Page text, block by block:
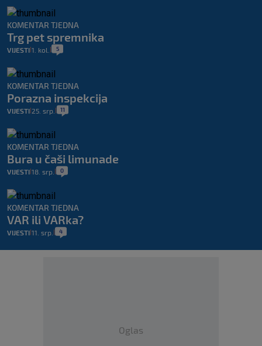
KOMENTAR TJEDNA
Trg pet spremnika
VIJESTI 1. kol. 5
KOMENTAR TJEDNA
Porazna inspekcija
VIJESTI 25. srp. 11
KOMENTAR TJEDNA
Bura u čaši limunade
VIJESTI 18. srp. 0
KOMENTAR TJEDNA
VAR ili VARka?
VIJESTI 11. srp. 4
Oglas